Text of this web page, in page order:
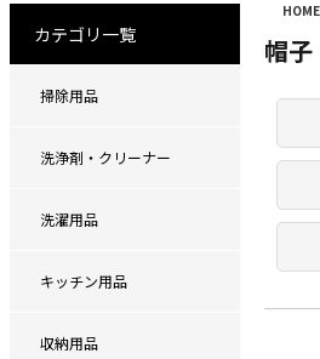
カテゴリ一覧
掃除用品
洗浄剤・クリーナー
洗濯用品
キッチン用品
収納用品
帽